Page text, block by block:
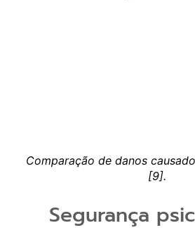
Comparação de danos
[9].
Segurança